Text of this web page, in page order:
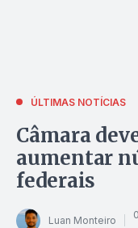
ÚLTIMAS NOTÍCIAS
Câmara
aumentar
federais
Luan Monteiro